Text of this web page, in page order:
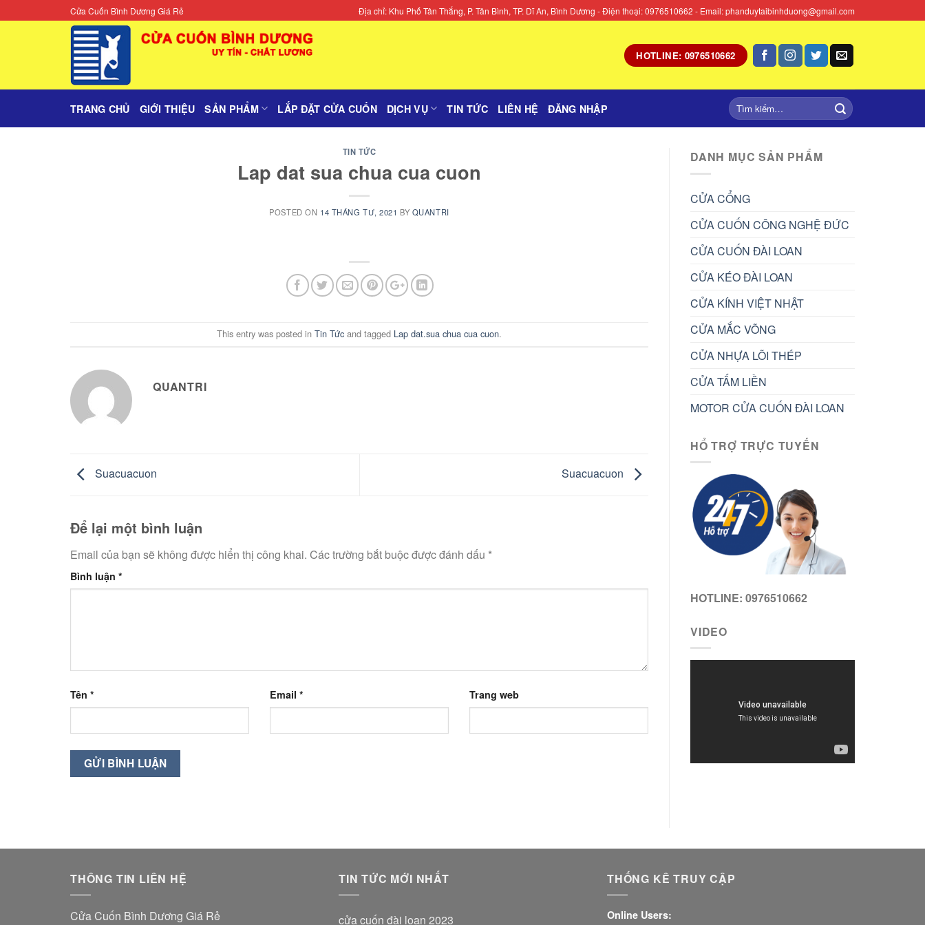
to
Cửa Cuốn Bình Dương Giá Rẻ Địa chỉ: Khu Phố Tân Thắng, P. Tân Bình, TP. Dĩ An, Bình Dương - Điện thoại: 0976510662 - Email: phanduytaibinhduong@gmail.com
HOTLINE: 0976510662
TRANG CHỦ GIỚI THIỆU SẢN PHẨM LẮP ĐẶT CỬA CUỐN DỊCH VỤ TIN TỨC LIÊN HỆ ĐĂNG NHẬP
TIN TỨC
Lap dat sua chua cua cuon
POSTED ON 14 THÁNG TƯ, 2021 BY QUANTRI
This entry was posted in Tin Tức and tagged Lap dat.sua chua cua cuon.
QUANTRI
Suacuacuon Suacuacuon
Để lại một bình luận
Email của bạn sẽ không được hiển thị công khai. Các trường bắt buộc được đánh dấu *
Bình luận *
Tên * Email * Trang web
DANH MỤC SẢN PHẨM
CỬA CỔNG
CỬA CUỐN CÔNG NGHỆ ĐỨC
CỬA CUỐN ĐÀI LOAN
CỬA KÉO ĐÀI LOAN
CỬA KÍNH VIỆT NHẬT
CỬA MẮC VÕNG
CỬA NHỰA LÕI THÉP
CỬA TẤM LIỀN
MOTOR CỬA CUỐN ĐÀI LOAN
HỔ TRỢ TRỰC TUYẾN
HOTLINE: 0976510662
VIDEO
THÔNG TIN LIÊN HỆ
Cửa Cuốn Bình Dương Giá Rẻ
TIN TỨC MỚI NHẤT
cửa cuốn đài loan 2023
THỐNG KÊ TRUY CẬP
Online Users: